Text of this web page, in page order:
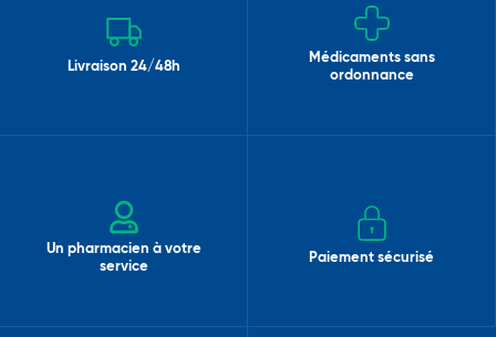
Livraison 24/48h
Médicaments sans
ordonnance
Un pharmacien à votre
service
Paiement sécurisé